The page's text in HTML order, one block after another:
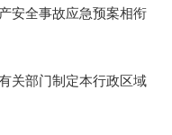
安全事故应急预案相衔
关部门制定本行政区域